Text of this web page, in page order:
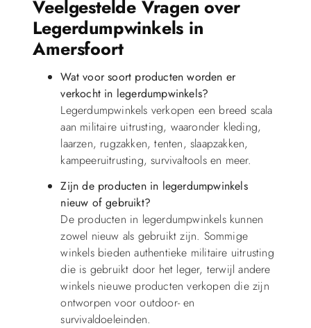
Veelgestelde Vragen over
Legerdumpwinkels in
Amersfoort
Wat voor soort producten worden er
verkocht in legerdumpwinkels?
Legerdumpwinkels verkopen een breed scala
aan militaire uitrusting, waaronder kleding,
laarzen, rugzakken, tenten, slaapzakken,
kampeeruitrusting, survivaltools en meer.
Zijn de producten in legerdumpwinkels
nieuw of gebruikt?
De producten in legerdumpwinkels kunnen
zowel nieuw als gebruikt zijn. Sommige
winkels bieden authentieke militaire uitrusting
die is gebruikt door het leger, terwijl andere
winkels nieuwe producten verkopen die zijn
ontworpen voor outdoor- en
survivaldoeleinden.